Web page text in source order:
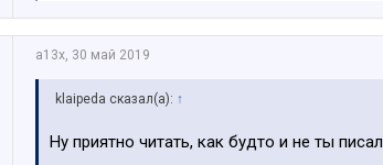
a13x, 30 май 2019
klaipeda сказал(а): ↑
Ну приятно читать, как будто и не ты писал